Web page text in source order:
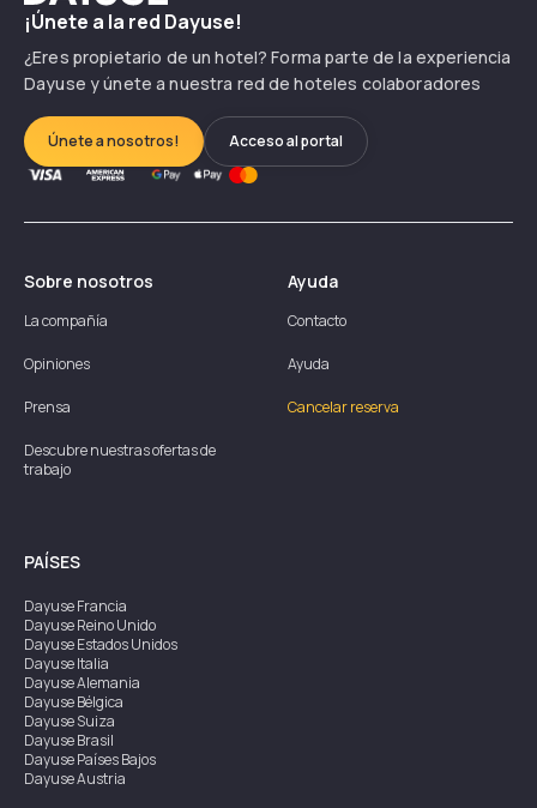
¡Únete a la red Dayuse!
¿Eres propietario de un hotel? Forma parte de la experiencia
Dayuse y únete a nuestra red de hoteles colaboradores
Únete a nosotros! Acceso al portal
Sobre nosotros
La compañía
Opiniones
Prensa
Descubre nuestras ofertas de
trabajo
Ayuda
Contacto
Ayuda
Cancelar reserva
PAÍSES
DayuseFrancia
DayuseReino Unido
DayuseEstados Unidos
DayuseItalia
DayuseAlemania
DayuseBélgica
DayuseSuiza
DayuseBrasil
DayusePaíses Bajos
DayuseAustria